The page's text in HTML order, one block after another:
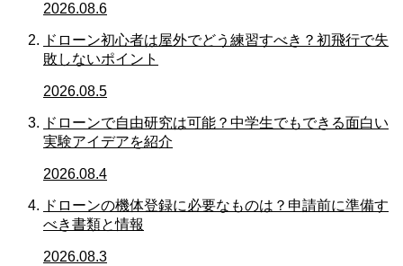
2026.08.6
ドローン初心者は屋外でどう練習すべき？初飛行で失
敗しないポイント
2026.08.5
ドローンで自由研究は可能？中学生でもできる面白い
実験アイデアを紹介
2026.08.4
ドローンの機体登録に必要なものは？申請前に準備す
べき書類と情報
2026.08.3